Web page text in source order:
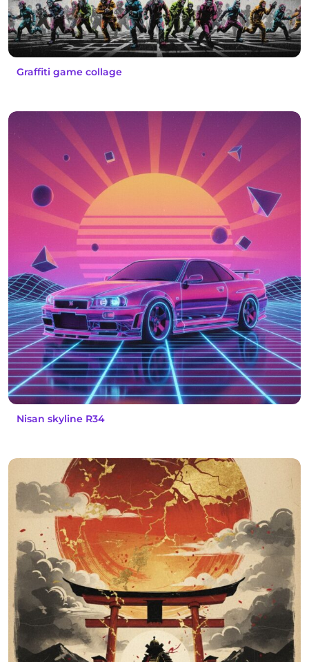
Graffiti game collage
Nisan skyline R34